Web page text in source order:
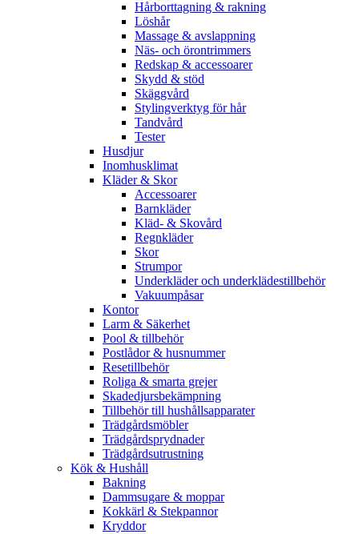
Hårborttagning & rakning
Löshår
Massage & avslappning
Näs- och örontrimmers
Redskap & accessoarer
Skydd & stöd
Skäggvård
Stylingverktyg för hår
Tandvård
Tester
Husdjur
Inomhusklimat
Kläder & Skor
Accessoarer
Barnkläder
Kläd- & Skovård
Regnkläder
Skor
Strumpor
Underkläder och underklädestillbehör
Vakuumpåsar
Kontor
Larm & Säkerhet
Pool & tillbehör
Postlådor & husnummer
Resetillbehör
Roliga & smarta grejer
Skadedjursbekämpning
Tillbehör till hushållsapparater
Trädgårdsmöbler
Trädgårdsprydnader
Trädgårdsutrustning
Kök & Hushåll
Bakning
Dammsugare & moppar
Kokkärl & Stekpannor
Kryddor